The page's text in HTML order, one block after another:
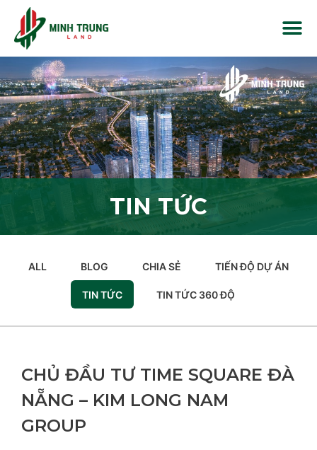
TIN TỨC
ALL BLOG CHIA SẺ TIẾN ĐỘ DỰ ÁN
TIN TỨC TIN TỨC 360 ĐỘ
CHỦ ĐẦU TƯ TIME SQUARE ĐÀ
NẴNG – KIM LONG NAM
GROUP